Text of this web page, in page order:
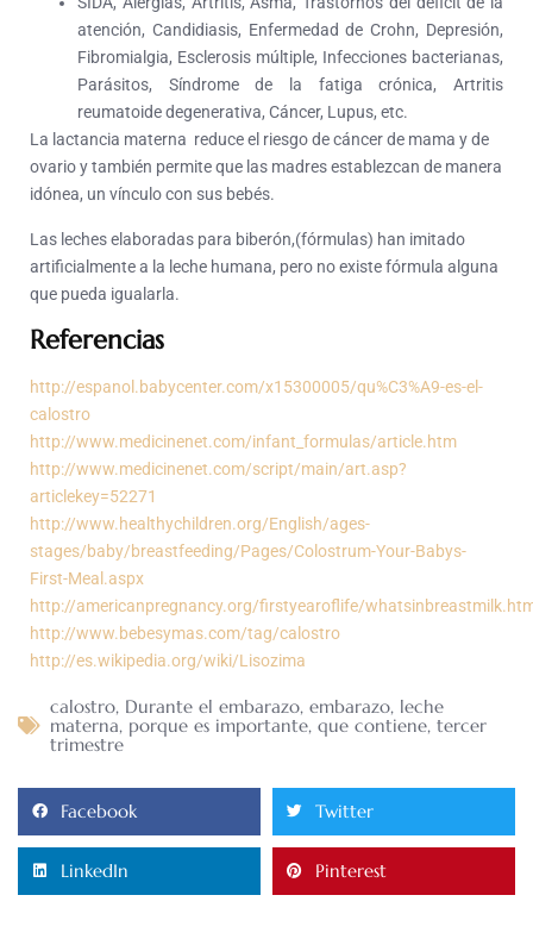
atención, Candidiasis, Enfermedad de Crohn, Depresión,
Fibromialgia, Esclerosis múltiple, Infecciones bacterianas,
Parásitos, Síndrome de la fatiga crónica, Artritis
reumatoide degenerativa, Cáncer, Lupus, etc.
La lactancia materna reduce el riesgo de cáncer de mama y de
ovario y también permite que las madres establezcan de manera
idónea, un vínculo con sus bebés.
Las leches elaboradas para biberón,(fórmulas) han imitado
artificialmente a la leche humana, pero no existe fórmula alguna
que pueda igualarla.
Referencias
http://espanol.babycenter.com/x15300005/qu%C3%A9-es-el-
calostro
http://www.medicinenet.com/infant_formulas/article.htm
http://www.medicinenet.com/script/main/art.asp?
articlekey=52271
http://www.healthychildren.org/English/ages-
stages/baby/breastfeeding/Pages/Colostrum-Your-Babys-
First-Meal.aspx
http://americanpregnancy.org/firstyearoflife/
http://www.bebesymas.com/tag/calostro
http://es.wikipedia.org/wiki/Lisozima
calostro, Durante el embarazo, embarazo, leche
materna, porque es importante, que contiene, tercer
trimestre
Facebook Twitter
LinkedIn Pinterest